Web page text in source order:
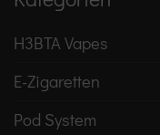
H3BTA Vapes
E-Zigaretten
Pod System